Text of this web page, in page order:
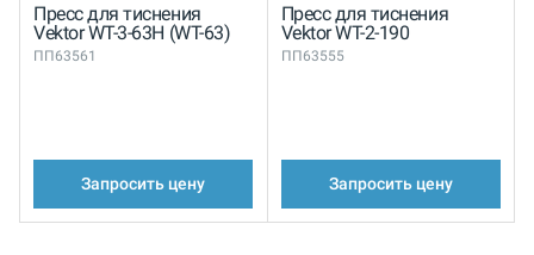
Пресс для тиснения
Vektor WT-3-63H (WT-63)
ПП63561
Запросить цену
Пресс для тиснения
Vektor WT-2-190
ПП63555
Запросить цену